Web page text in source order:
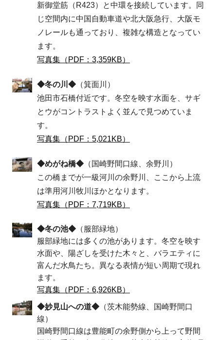
新御堂筋（R423）と中環を接続しています。同
じ空間内に中国自動車道や北大阪急行、大阪モ
ノレールも通っており、複雑な構造となってい
ます。
写真集（PDF：3,359KB）
◆冬の川◆ （箕面川）
池田市石橋付近です。冬空を映す水面を、サギ
とウがコントラストよく並んで見つめていま
す。
写真集（PDF：5,021KB）
◆めがね橋◆ （国崎野間口線、余野川）
この橋までが一級河川の余野川、ここから上流
は準用河川牧川ほかとなります。
写真集（PDF：7,719KB）
◆冬の池◆ （服部緑地）
服部緑地には多くの池があります。冬空を映す
水面や、陽ざしを受けた木々と、バラエティに
富んだ水鳥たち。異なる表情が短い周期で現れ
ます。
写真集（PDF：6,926KB）
◆妙見山への道◆ （茨木能勢線、国崎野間口
線）
国崎野間口線は豊能町の余野側から上って野間